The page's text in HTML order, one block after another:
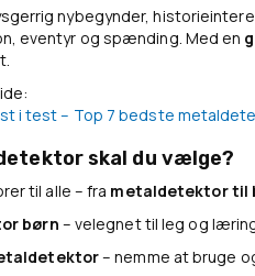
nybegynder,
eventyr og spænding. Med en
i test – Top 7 bedste
skal du vælge?
til alle – fra metaldetektor til
børn – velegnet til leg og
– nemme at bruge